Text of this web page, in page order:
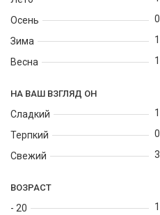
Осень
Зима
Весна
0
1
1
НА ВАШ ВЗГЛЯД ОН
Сладкий
Терпкий
Свежий
1
0
3
ВОЗРАСТ
- 20
1